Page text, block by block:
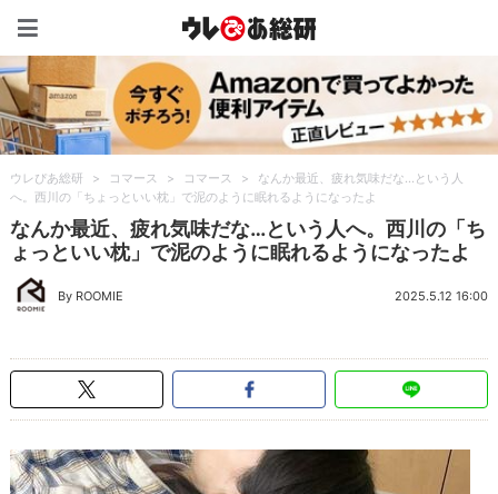
ウレぴあ総研 > コマース > コマース >
なんか最近、疲れ気味だな…という人
へ。西川の「ちょっといい枕」で泥のように眠れるようになったよ
なんか最近、疲れ気味だな…という人へ。西川の「ち
ょっといい枕」で泥のように眠れるようになったよ
By ROOMIE 2025.5.12 16:00